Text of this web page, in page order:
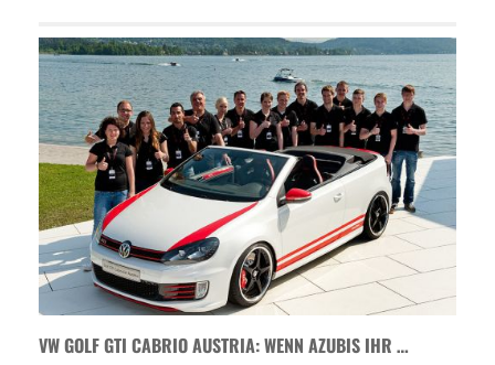
VW GOLF GTI CABRIO AUSTRIA: WENN AZUBIS IHR …